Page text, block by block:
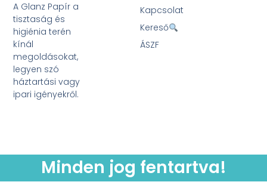
A Glanz Papír a
tisztaság és
higiénia terén
kínál
megoldásokat,
legyen szó
háztartási vagy
ipari igényekről.
Kapcsolat
Kereső
ÁSZF
Minden jog fentartva!